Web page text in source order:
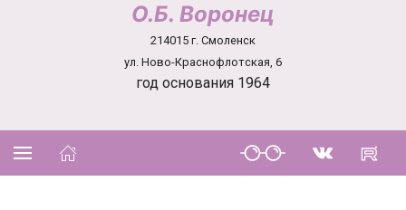
О.Б. Воронец
214015 г. Смоленск
ул. Ново-Краснофлотская, 6
год основания 1964